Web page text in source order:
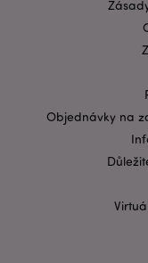
Objednávky na
form_key
Zásadách